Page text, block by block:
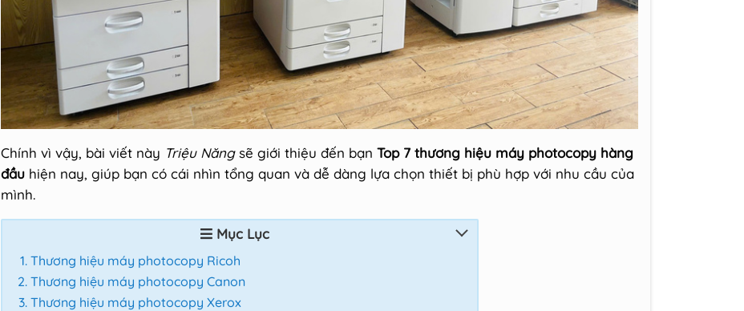
Chính vì vậy, bài viết này Triệu Năngsẽ giới thiệu đến bạn Top 7 thương hiệu máy photocopy hàng
đầu hiện nay, giúp bạn có cái nhìn tổng quan và dễ dàng lựa chọn thiết bị phù hợp với nhu cầu của
mình.
Mục Lục
Thương hiệu máy photocopy Ricoh
Thương hiệu máy photocopy Canon
Thương hiệu máy photocopy Xerox